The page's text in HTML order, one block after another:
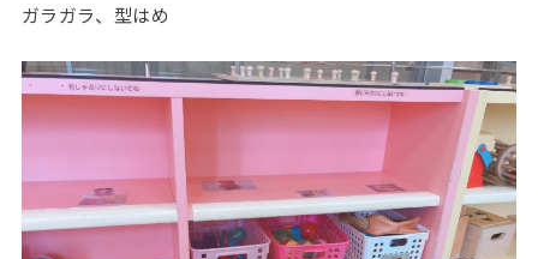
ガラガラ、型はめ